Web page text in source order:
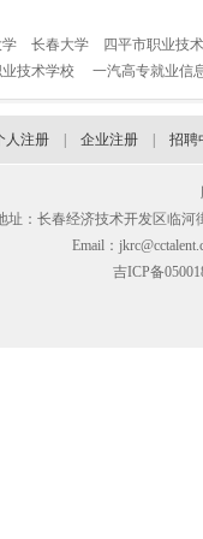
长春大学 四平市职业技
技术学校 一汽高专就业信
人注册 企业注册 招聘
址：长春经济技术开发区临河
Email：
吉ICP备